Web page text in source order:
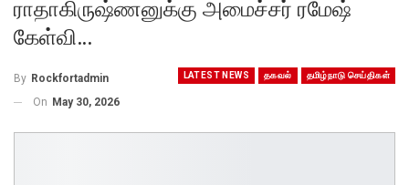
ராதாகிருஷ்ணனுக்கு அமைச்சர் ரமேஷ்
கேள்வி…
LATEST NEWS தகவல் தமிழ்நாடு செய்திகள்
By Rockfortadmin
On May 30, 2026